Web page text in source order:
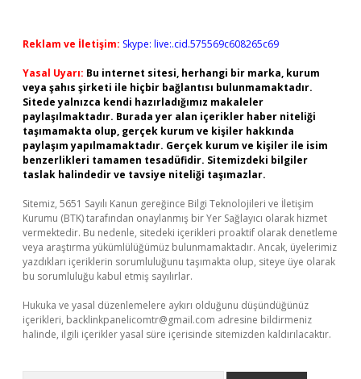
Reklam ve İletişim: Skype: live:.cid.575569c608265c69
Yasal Uyarı: Bu internet sitesi, herhangi bir marka, kurum
veya şahıs şirketi ile hiçbir bağlantısı bulunmamaktadır.
Sitede yalnızca kendi hazırladığımız makaleler
paylaşılmaktadır. Burada yer alan içerikler haber niteliği
taşımamakta olup, gerçek kurum ve kişiler hakkında
paylaşım yapılmamaktadır. Gerçek kurum ve kişiler ile isim
benzerlikleri tamamen tesadüfidir. Sitemizdeki bilgiler
taslak halindedir ve tavsiye niteliği taşımazlar.
Sitemiz, 5651 Sayılı Kanun gereğince Bilgi Teknolojileri ve İletişim
Kurumu (BTK) tarafından onaylanmış bir Yer Sağlayıcı olarak hizmet
vermektedir. Bu nedenle, sitedeki içerikleri proaktif olarak denetleme
veya araştırma yükümlülüğümüz bulunmamaktadır. Ancak, üyelerimiz
yazdıkları içeriklerin sorumluluğunu taşımakta olup, siteye üye olarak
bu sorumluluğu kabul etmiş sayılırlar.
Hukuka ve yasal düzenlemelere aykırı olduğunu düşündüğünüz
içerikleri, backlinkpanelicomtr@gmail.com adresine bildirmeniz
halinde, ilgili içerikler yasal süre içerisinde sitemizden kaldırılacaktır.